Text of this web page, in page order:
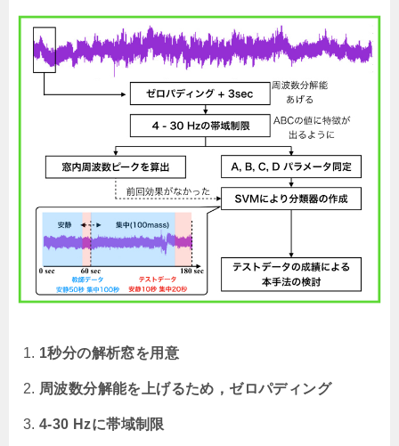
1秒分の解析窓を用意
周波数分解能を上げるため，ゼロパディング
4-30 Hzに帯域制限